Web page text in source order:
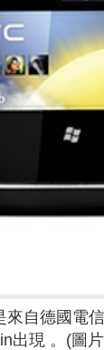
自德國電
出現 。(圖片